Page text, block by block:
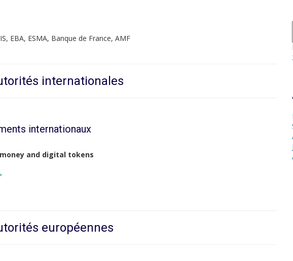
EBA, ESMA, Banque de France, AMF
internationales
internationaux
and digital tokens
européennes